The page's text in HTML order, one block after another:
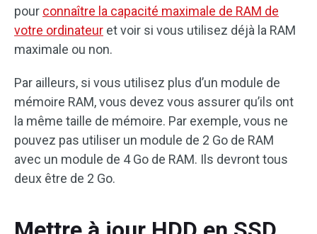
pour connaître la capacité maximale de RAM de
votre ordinateur et voir si vous utilisez déjà la RAM
maximale ou non.
Par ailleurs, si vous utilisez plus d’un module de
mémoire RAM, vous devez vous assurer qu’ils ont
la même taille de mémoire. Par exemple, vous ne
pouvez pas utiliser un module de 2 Go de RAM
avec un module de 4 Go de RAM. Ils devront tous
deux être de 2 Go.